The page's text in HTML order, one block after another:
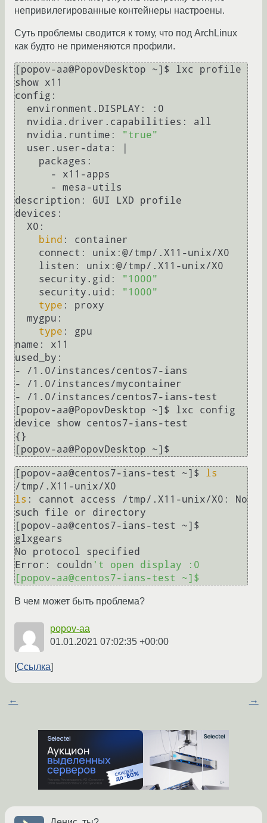
непривилегированные контейнеры настроены.
Суть проблемы сводится к тому, что под ArchLinux
как будто не применяются профили.
[popov-aa@PopovDesktop ~]$ lxc profile
show x11
config:
  nvidia.runtime:
"true"
description: GUI LXD profile
devices:
bind : container
    security.gid:
"1000"
    security.uid:
"1000"
type : proxy
type : gpu
name: x11
used_by:
- /1.0/instances/centos7-ians
- /1.0/instances/mycontainer
- /1.0/instances/centos7-ians-test
[popov-aa@PopovDesktop ~]$ lxc config
device show centos7-ians-test
{}
[popov-aa@PopovDesktop ~]$
[popov-aa@centos7-ians-test ~]$ ls
ls : cannot access /tmp/.X11-unix/X0: No
such file or directory
[popov-aa@centos7-ians-test ~]$
glxgears
No protocol specified
Error: couldn 't open display :0
[popov-aa@centos7-ians-test ~]$
В чем может быть проблема?
popov-aa
01.01.2021 07:02:35 +00:00
Ссылка
← →